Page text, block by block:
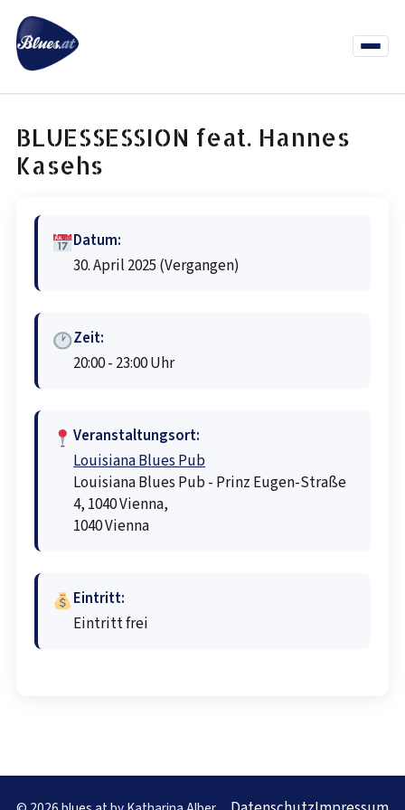
Inhalt
springen
Menü
BLUESSESSION feat. Hannes
Kasehs
Datum:
30. April 2025 (Vergangen)
Zeit:
20:00 - 23:00 Uhr
Veranstaltungsort:
Louisiana Blues Pub
Louisiana Blues Pub - Prinz Eugen-Straße
4, 1040 Vienna,
1040 Vienna
Eintritt:
Eintritt frei